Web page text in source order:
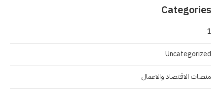
Categories
1
Uncategorized
منصات الاقتصاد والاعمال